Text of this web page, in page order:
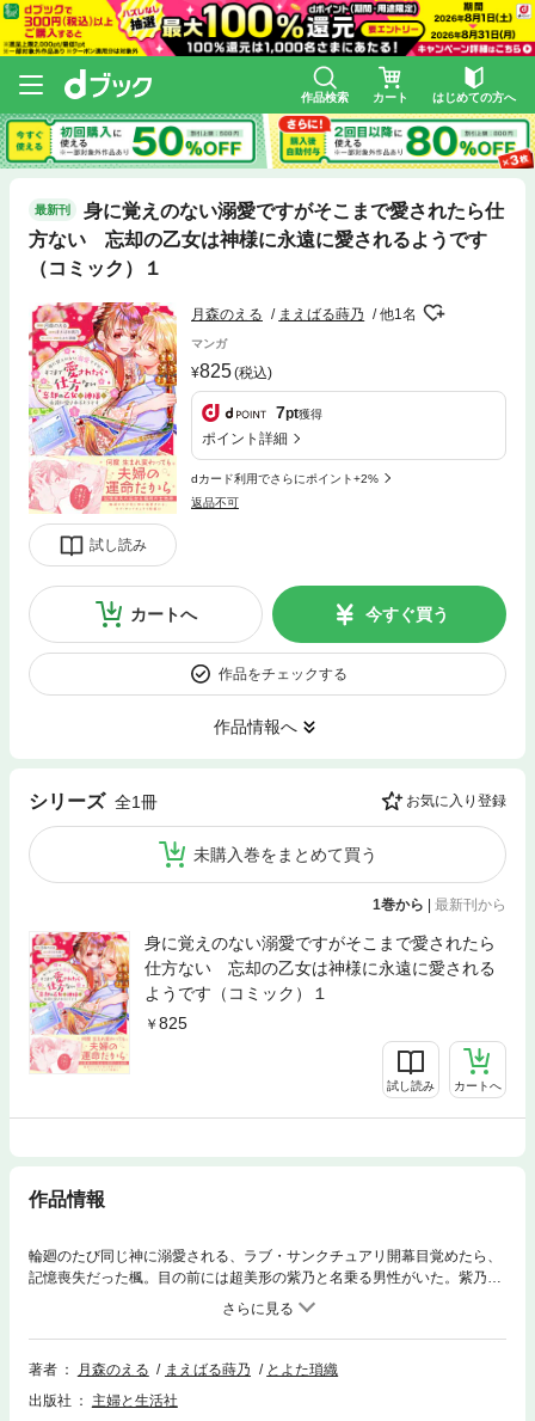
作品検索 カート はじめての方へ
最新刊
身に覚えのない溺愛ですがそこまで愛されたら仕
方ない 忘却の乙女は神様に永遠に愛されるようです
（コミック）１
試し読み
月森のえる まえばる蒔乃 他1名
マンガ
825(税込)
7pt獲得
ポイント詳細
dカード利用でさらにポイント+2%
返品不可
カートへ 今すぐ買う
作品をチェックする
作品情報へ
シリーズ 全1冊 お気に入り登録
未購入巻をまとめて買う
1巻から | 最新刊から
身に覚えのない溺愛ですがそこまで愛されたら
仕方ない 忘却の乙女は神様に永遠に愛される
ようです（コミック）１
825
試し読み カートへ
作品情報
輪廻のたび同じ神に溺愛される、ラブ・サンクチュアリ開幕目覚めたら、
記憶喪失だった楓。目の前には超美形の紫乃と名乗る男性がいた。紫乃は
筑紫の土地神、楓は巫女の生まれ変わりらしい。「俺と楓は夫婦の運命だ
から」天涯孤独に生まれる宿命の楓を、輪廻のたびに紫乃が迎え入れ福岡
を中心に、あやかしの祓いをしてきたという。楓は武器である、交通ICカ
ード・はやかけんと神楽鈴を手にしても何も思い出せないまま、紫乃との
著者 月森のえる まえばる蒔乃
とよた瑣織
出版社
主婦と生活社